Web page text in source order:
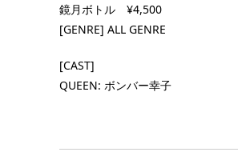
鏡月ボトル ¥4,500
[GENRE] ALL GENRE
[CAST]
QUEEN: ボンバー幸子
20:00 –
以降 通常料